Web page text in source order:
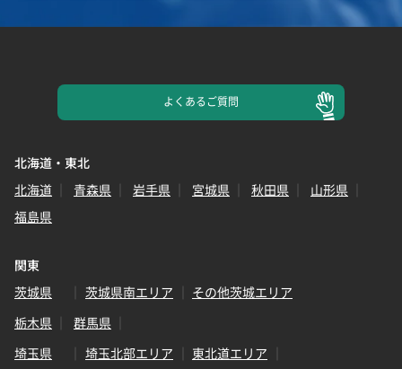
よくあるご質問
北海道・東北
北海道
青森県 岩手県 宮城県 秋田県
山形県
福島県
関東
茨城県
茨城県南エリア
その他茨城エリア
栃木県
群馬県
埼玉県
埼玉北部エリア
東北道エリア